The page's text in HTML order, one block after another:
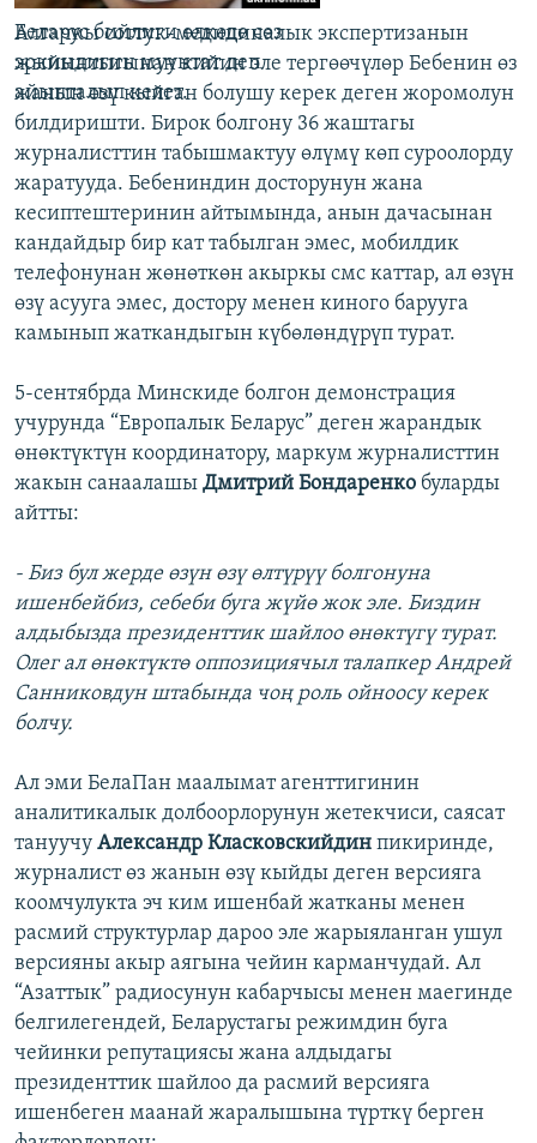
Беларус бийлиги өлкөдө сөз
эркиндигин муунтат деп
айыпталып келет.
Алгачкы соттук-медициналык экспертизанын
жыйынтыгынан кийин эле тергөөчүлөр Бебенин өз
жанын өзү кыйган болушу керек деген жоромолун
билдиришти. Бирок болгону 36 жаштагы
журналисттин табышмактуу өлүмү көп суроолорду
жаратууда. Бебениндин досторунун жана
кесиптештеринин айтымында, анын дачасынан
кандайдыр бир кат табылган эмес, мобилдик
телефонунан жөнөткөн акыркы смс каттар, ал өзүн
өзү асууга эмес, достору менен киного барууга
камынып жаткандыгын күбөлөндүрүп турат.
5-сентябрда Минскиде болгон демонстрация
учурунда “Европалык Беларус” деген жарандык
өнөктүктүн координатору, маркум журналисттин
жакын санаалашы Дмитрий Бондаренко буларды
айтты:
- Биз бул жерде өзүн өзү өлтүрүү болгонуна
ишенбейбиз, себеби буга жүйө жок эле. Биздин
алдыбызда президенттик шайлоо өнөктүгү турат.
Олег ал өнөктүктө оппозициячыл талапкер Андрей
Санниковдун штабында чоң роль ойноосу керек
болчу.
Ал эми БелаПан маалымат агенттигинин
аналитикалык долбоорлорунун жетекчиси, саясат
тануучу Александр Класковскийдин пикиринде,
журналист өз жанын өзү кыйды деген версияга
коомчулукта эч ким ишенбай жатканы менен
расмий структурлар дароо эле жарыяланган ушул
версияны акыр аягына чейин карманчудай. Ал
“Азаттык” радиосунун кабарчысы менен маегинде
белгилегендей, Беларустагы режимдин буга
чейинки репутациясы жана алдыдагы
президенттик шайлоо да расмий версияга
ишенбеген маанай жаралышына түрткү берген